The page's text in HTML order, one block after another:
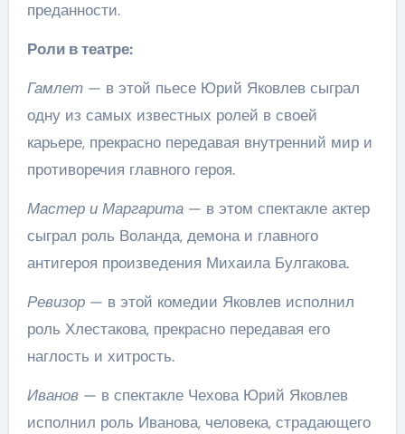
преданности.
Роли в театре:
Гамлет— в этой пьесе Юрий Яковлев сыграл
одну из самых известных ролей в своей
карьере, прекрасно передавая внутренний мир и
противоречия главного героя.
Мастер и Маргарита— в этом спектакле актер
сыграл роль Воланда, демона и главного
антигероя произведения Михаила Булгакова.
Ревизор— в этой комедии Яковлев исполнил
роль Хлестакова, прекрасно передавая его
наглость и хитрость.
Иванов— в спектакле Чехова Юрий Яковлев
исполнил роль Иванова, человека, страдающего